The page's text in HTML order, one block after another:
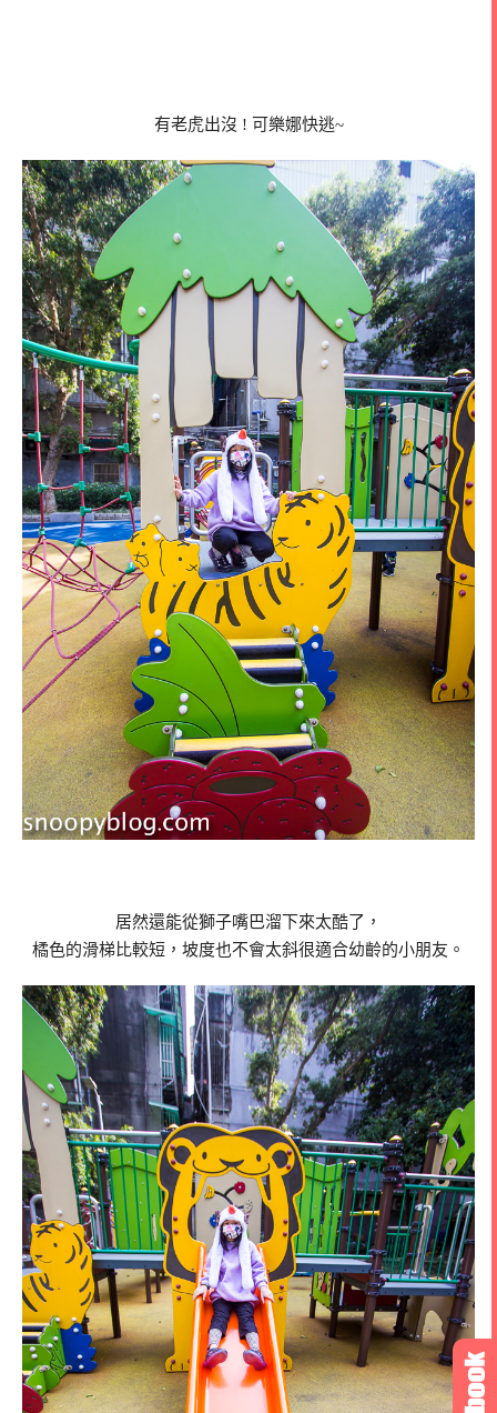
有老虎出沒 ! 可樂娜快逃~
居然還能從獅子嘴巴溜下來太酷了，
橘色的滑梯比較短，坡度也不會太斜很適合幼齡的小朋友。